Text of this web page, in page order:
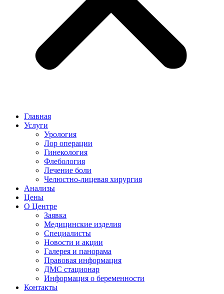
Главная
Услуги
Урология
Лор операции
Гинекология
Флебология
Лечение боли
Челюстно-лицевая хирургия
Анализы
Цены
О Центре
Заявка
Медицинские изделия
Специалисты
Новости и акции
Галерея и панорама
Правовая информация
ДМС стационар
Информация о беременности
Контакты